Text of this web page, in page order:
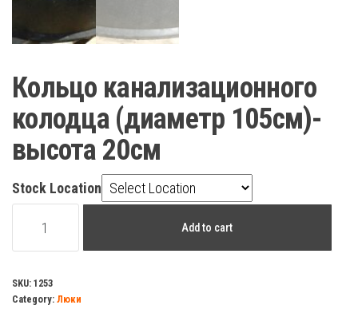
Кольцо канализационного
колодца (диаметр 105см)-
высота 20см
Stock Location
канализационного
(диаметр
105см)-
Add to cart
SKU: 1253
Category: Люки